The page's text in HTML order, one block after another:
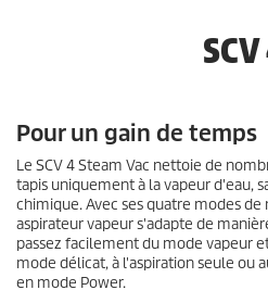
Pour un gain de temps
Le SCV 4 Steam Vac nettoie de
tapis uniquement à la vapeur d'eau,
chimique. Avec ses quatre modes
aspirateur vapeur s'adapte de
passez facilement du mode vapeur
mode délicat, à l'aspiration seule ou
en mode Power.